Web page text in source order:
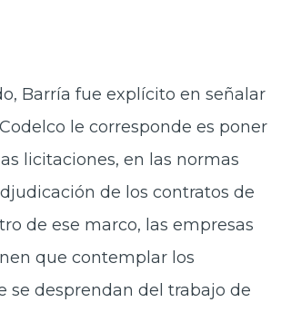
Barría fue explícito en señalar
le corresponde es poner
licitaciones, en las normas
de los contratos de
de ese marco, las empresas
que contemplar los
se desprendan del trabajo de